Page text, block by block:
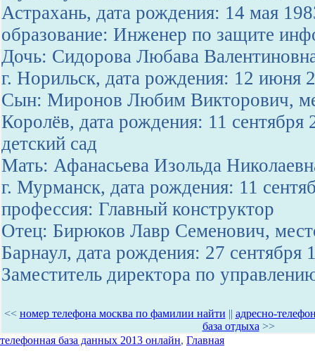
Астрахань, дата рождения: 14 мая
образование: Инженер по защите
Дочь: Сидорова Любава
г. Норильск, дата рождения: 12 июня
Сын: Миронов Любим Викторович,
Королёв, дата рождения: 11 сентября
детский сад
Мать: Афанасьева Изольда
г. Мурманск, дата рождения: 11
профессия: Главный конструктор
Отец: Бирюков Лавр Семенович,
Барнаул, дата рождения: 27 сентября
Заместитель директора по
<< номер телефона москва по фамилии найти || адресно-
база отдыха >>
телефонная база данных 2013 онлайн, Главная